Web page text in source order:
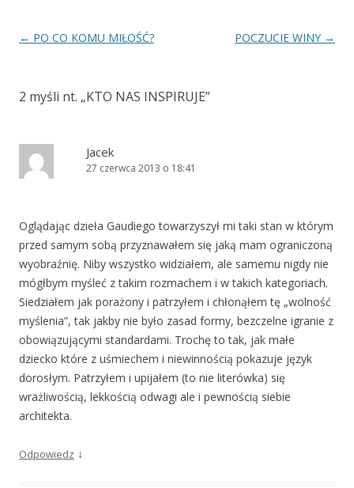
Zobacz
← PO CO KOMU MIŁOŚĆ? POCZUCIE WINY →
2 myśli nt. „KTO NAS INSPIRUJE”
Jacek
27 czerwca 2013 o 18:41
Oglądając dzieła Gaudiego towarzyszył mi taki stan w którym
przed samym sobą przyznawałem się jaką mam ograniczoną
wyobraźnię. Niby wszystko widziałem, ale samemu nigdy nie
mógłbym myśleć z takim rozmachem i w takich kategoriach.
Siedziałem jak porażony i patrzyłem i chłonąłem tę „wolność
myślenia”, tak jakby nie było zasad formy, bezczelne igranie z
obowiązującymi standardami. Trochę to tak, jak małe
dziecko które z uśmiechem i niewinnością pokazuje język
dorosłym. Patrzyłem i upijałem (to nie literówka) się
wrażliwością, lekkością odwagi ale i pewnością siebie
architekta.
Odpowiedz ↓